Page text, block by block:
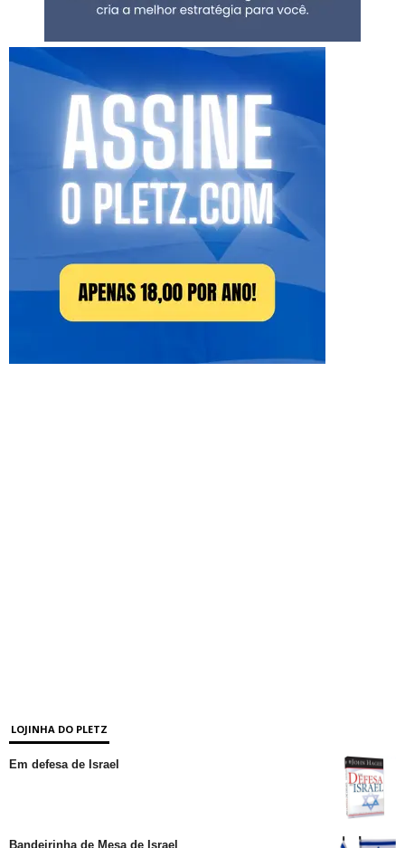
LOJINHA DO PLETZ
Em defesa de Israel
Bandeirinha de Mesa de Israel